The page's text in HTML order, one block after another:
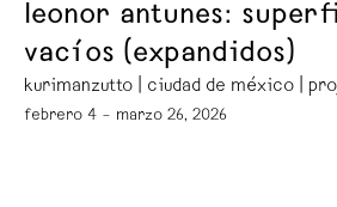
leonor antunes:
vacíos (expandidos)
kurimanzutto | ciudad de méxico |
febrero 4 – marzo 26, 2026